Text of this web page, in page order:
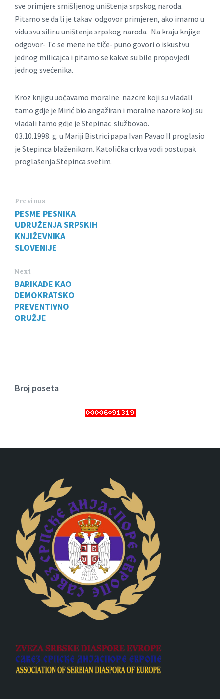
sve primjere smišljenog uništenja srpskog naroda.
Pitamo se da li je takav odgovor primjeren, ako imamo u
vidu svu silinu uništenja srpskog naroda. Na kraju knjige
odgovor- To se mene ne tiče- puno govori o iskustvu
jednog milicajca i pitamo se kakve su bile propovjedi
jednog svećenika.
Kroz knjigu uočavamo moralne nazore koji su vladali
tamo gdje je Mirić bio angažiran i moralne nazore koji su
vladali tamo gdje je Stepinac službovao.
03.10.1998. g. u Mariji Bistrici papa Ivan Pavao II proglasio
je Stepinca blaženikom. Katolička crkva vodi postupak
proglašenja Stepinca svetim.
Previous
PESME PESNIKA
UDRUŽENJA SRPSKIH
KNJIŽEVNIKA
SLOVENIJE
Next
BARIKADE KAO
DEMOKRATSKO
PREVENTIVNO
ORUŽJE
Broj poseta